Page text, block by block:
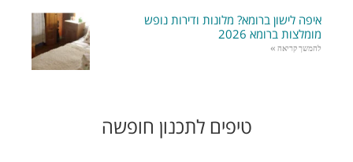
איפה לישון ברומא? מלונות ודירות נופש
מומלצות ברומא 2026
להמשך קריאה »
טיפים לתכנון חופשה